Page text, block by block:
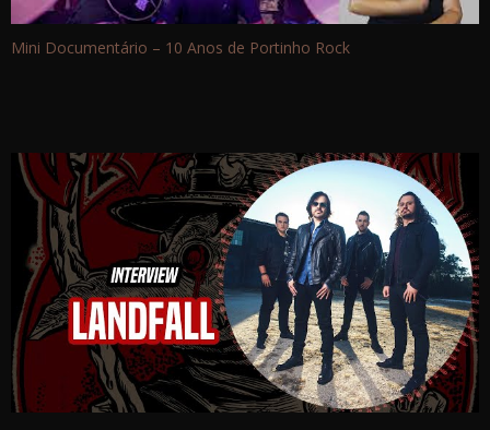
Mini Documentário – 10 Anos de Portinho Rock